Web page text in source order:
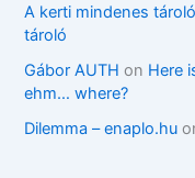
A kerti mindenes
tároló
Gábor AUTH on Here
ehm… where?
Dilemma – enaplo.hu